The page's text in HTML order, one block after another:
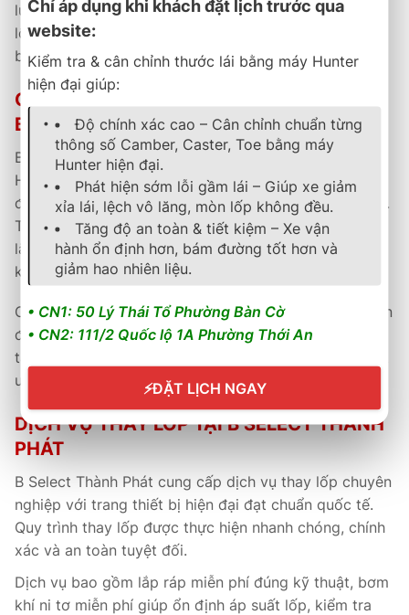
lựa chọn hoàn hảo cho người dùng muốn sở hữu bộ
lốp chất lượng cao, tiết kiệm chi phí vận hành và đảm
bảo an toàn tối đa trên mọi hành trình.
CHÍNH SÁCH BẢO HÀNH VÀ HẬU MÃI TẠI
B SELECT THÀNH PHÁT
B Select Thành Phát cam kết cung cấp sản phẩm
Hankook chính hãng, có đầy đủ phiếu bảo hành và
được kích hoạt online theo quy định của nhà sản xuất.
Từng sản phẩm đều được kiểm tra kỹ lưỡng trước khi
lắp đặt, đảm bảo chất lượng và an toàn tuyệt đối cho
khách hàng.
Chính sách hậu mãi rõ ràng cùng đội ngũ kỹ thuật viên
đạt chuẩn Bridgestone toàn cầu giúp khách hàng an
tâm khi sử dụng dịch vụ. B Select Thành Phát luôn đặt
uy tín và chất lượng phục vụ lên hàng đầu.
DỊCH VỤ THAY LỐP TẠI B SELECT THÀNH
PHÁT
B Select Thành Phát cung cấp dịch vụ thay lốp chuyên
nghiệp với trang thiết bị hiện đại đạt chuẩn quốc tế.
Quy trình thay lốp được thực hiện nhanh chóng, chính
xác và an toàn tuyệt đối.
Dịch vụ bao gồm lắp ráp miễn phí đúng kỹ thuật, bơm
khí ni tơ miễn phí giúp ổn định áp suất lốp, kiểm tra
Chỉ áp dụng khi khách đặt lịch trước qua
website:
Kiểm tra & cân chỉnh thước lái bằng máy Hunter
hiện đại giúp:
Độ chính xác cao – Cân chỉnh chuẩn từng
thông số Camber, Caster, Toe bằng máy
Hunter hiện đại.
Phát hiện sớm lỗi gầm lái – Giúp xe giảm
xỉa lái, lệch vô lăng, mòn lốp không đều.
Tăng độ an toàn & tiết kiệm – Xe vận
hành ổn định hơn, bám đường tốt hơn và
giảm hao nhiên liệu.
• CN1: 50 Lý Thái Tổ Phường Bàn Cờ
• CN2: 111/2 Quốc lộ 1A Phường Thới An
⚡ĐẶT LỊCH NGAY